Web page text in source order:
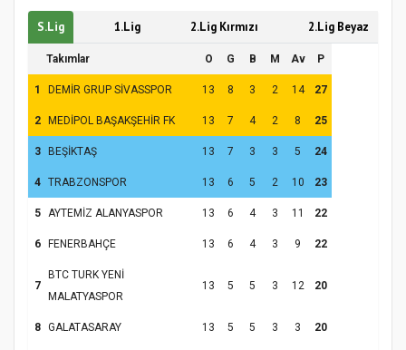
S.Lig 1.Lig 2.Lig Kırmızı 2.Lig Beyaz
Takımlar O G B M Av P
1 DEMİR GRUP SİVASSPOR 13 8 3 2 14 27
2 MEDİPOL BAŞAKŞEHİR FK 13 7 4 2 8 25
3 BEŞİKTAŞ 13 7 3 3 5 24
4 TRABZONSPOR 13 6 5 2 10 23
5 AYTEMİZ ALANYASPOR 13 6 4 3 11 22
6 FENERBAHÇE 13 6 4 3 9 22
7
BTC TURK YENİ
MALATYASPOR
13 5 5 3 12 20
8 GALATASARAY 13 5 5 3 3 20